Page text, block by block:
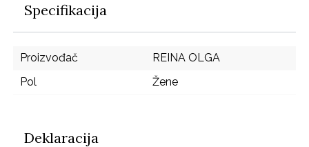
Specifikacija
Proizvođač
REINA OLGA
Pol
Žene
Deklaracija